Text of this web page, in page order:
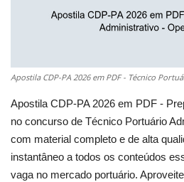
Apostila CDP-PA 2026 em PDF - Técnico
Apostila CDP-PA 2026 em PDF -
no concurso de Técnico Portuário
com material completo e de alta
instantâneo a todos os conteúdos
vaga no mercado portuário.